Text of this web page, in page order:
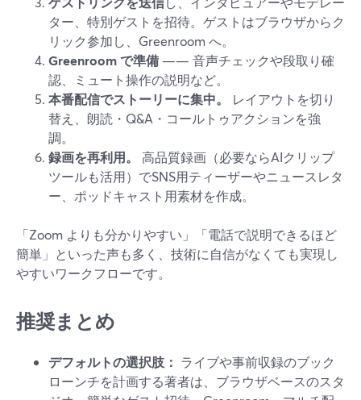
ター、特別ゲストを招待。ゲストはブラウザからク
リック参加し、Greenroom へ。
Greenroom で準備 —— 音声チェックや段取り確
認、ミュート操作の説明など。
本番配信でストーリーに集中。
レイアウトを切り
替え、朗読・Q&A・コールトゥアクションを強
調。
録画を再利用。
高品質録画（必要ならAIクリップ
ツールも活用）でSNS用ティーザーやニュースレタ
ー、ポッドキャスト用素材を作成。
「Zoom よりも分かりやすい」「電話で説明できるほど
簡単」といった声も多く、技術に自信がなくても実現し
やすいワークフローです。
推奨まとめ
デフォルトの選択肢： ライブや事前収録のブック
ローンチを計画する著者は、ブラウザベースのスタ